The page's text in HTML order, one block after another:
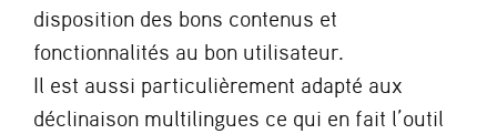
disposition des bons contenus et
fonctionnalités au bon utilisateur.
Il est aussi particulièrement adapté aux
déclinaison multilingues ce qui en fait l’outil